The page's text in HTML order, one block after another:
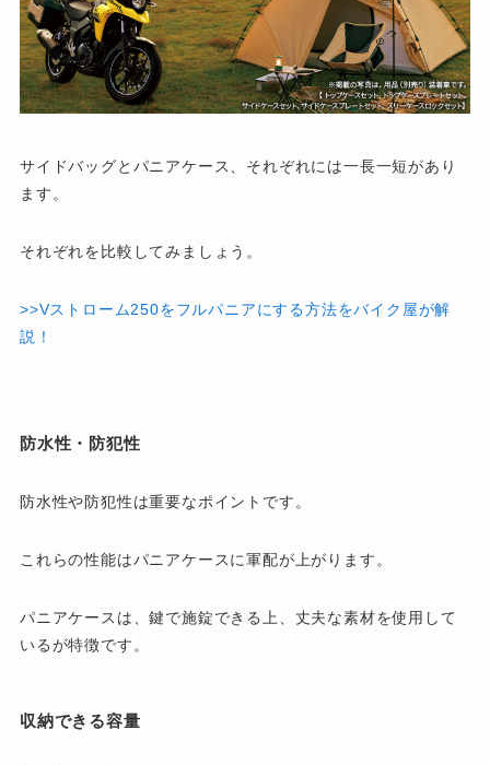
サイドバッグとパニアケース、それぞれには一長一短があり
ます。
それぞれを比較してみましょう。
>>Vストローム250をフルパニアにする方法をバイク屋が解
説！
防水性・防犯性
防水性や防犯性は重要なポイントです。
これらの性能はパニアケースに軍配が上がります。
パニアケースは、鍵で施錠できる上、丈夫な素材を使用して
いるが特徴です。
収納できる容量